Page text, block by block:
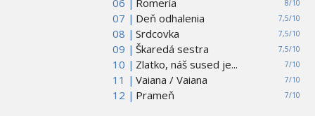
8/10
07 |
7,5/10
Deň odhalenia
08 |
7,5/10
Srdcovka
09 |
7,5/10
Škaredá sestra
10 |
7/10
Zlatko, náš sused je...
11 |
7/10
Vaiana / Vaiana
12 |
7/10
Prameň